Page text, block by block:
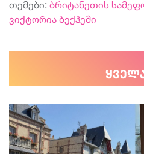
თემები: ბრიტანეთის
ვიქტორია ბექჰემი